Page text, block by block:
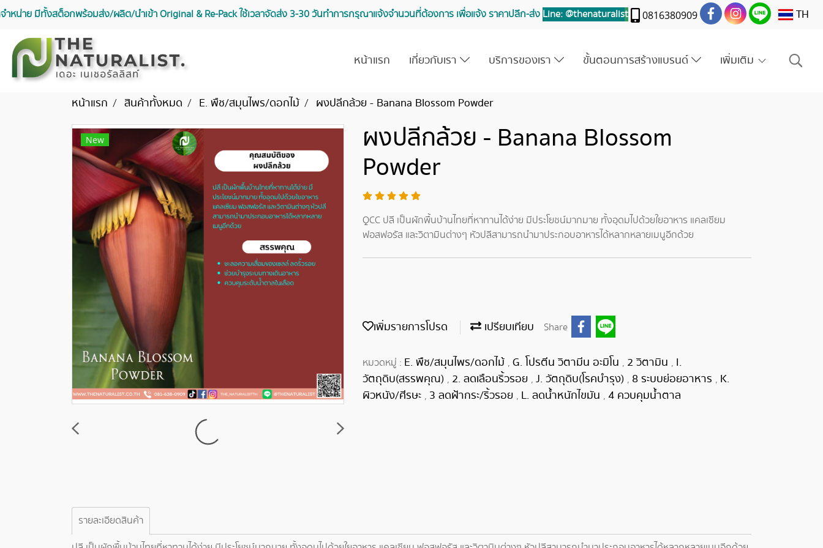
น่าย มีทั้งสต็อกพร้อมส่ง/ผลิต/นำเข้า Original & Re-Pack ใช้เวลาจัดส่ง 3-30 วันทำการ กรุณาแจ้งจำนวนที่ต้องการ เพื่อแจ้ง ราคาปลีก-ส่ง Line: @thenaturalist 0816380909 TH
หน้าแรก เกี่ยวกับเรา บริการของเรา ขั้นตอนการสร้างแบรนด์ เพิ่มเติม
หน้าแรก สินค้าทั้งหมด E. พืช/สมุนไพร/ดอกไม้ ผงปลีกล้วย - Banana Blossom Powder
New
ผงปลีกล้วย - Banana Blossom
Powder
QCC ปลี เป็นผักพื้นบ้านไทยที่หาทานได้ง่าย มีประโยชน์มากมาย ทั้งอุดมไปด้วยใยอาหาร แคลเซียม
ฟอสฟอรัส และวิตามินต่างๆ หัวปลีสามารถนำมาประกอบอาหารได้หลากหลายเมนูอีกด้วย
เพิ่มรายการโปรด เปรียบเทียบ Share
หมวดหมู่ : E. พืช/สมุนไพร/ดอกไม้ , G. โปรตีน วิตามีน อะมิโน , 2 วิตามิน , I.
วัตถุดิบ(สรรพคุณ) , 2. ลดเลือนริ้วรอย , J. วัตถุดิบ(โรคบำรุง) , 8 ระบบย่อยอาหาร , K.
ผิวหนัง/ศีรษะ , 3 ลดฝ้ากระ/ริ้วรอย , L. ลดน้ำหนักไขมัน , 4 ควบคุมน้ำตาล
รายละเอียดสินค้า